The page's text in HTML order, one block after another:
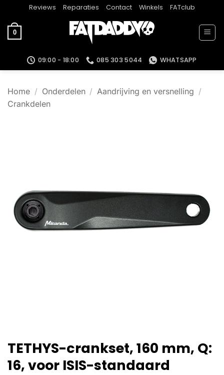
inhoud
Reviews Reparaties Contact Winkels FATclub
0
09:00 - 18:00 085 303 5044 WHATSAPP
Home / Onderdelen / Aandrijving en versnelling /
Crankdelen
TETHYS-crankset, 160 mm, Q:
16, voor ISIS-standaard